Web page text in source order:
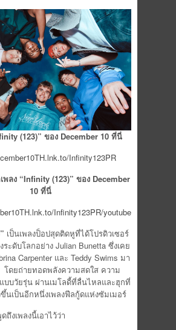
(123)” ของ December 10 ที่นี่
Infinity123PR
พลง“Infinity (123)” ของ December
10 ที่นี่
Infinity123PR/youtube
เป็นเพลงป็อปสุดติดหูที่ได้โปรดิวเซอร์
ระดับโลกอย่าง Julian Bunetta ซึ่งเคย
Carpenter และ Teddy Swims มา
โดยถ่ายทอดพลังความสดใส ความ
บบวัยรุ่น ผ่านเมโลดี้ที่ลื่นไหลและฮุกที่
นเป็นอีกหนึ่งเพลงฟีลกู้ดแห่งซัมเมอร์
งเพลงนี้เอาไว้ว่า